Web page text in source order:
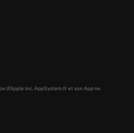
d’Apple Inc. AppSystem.fr et son App ne